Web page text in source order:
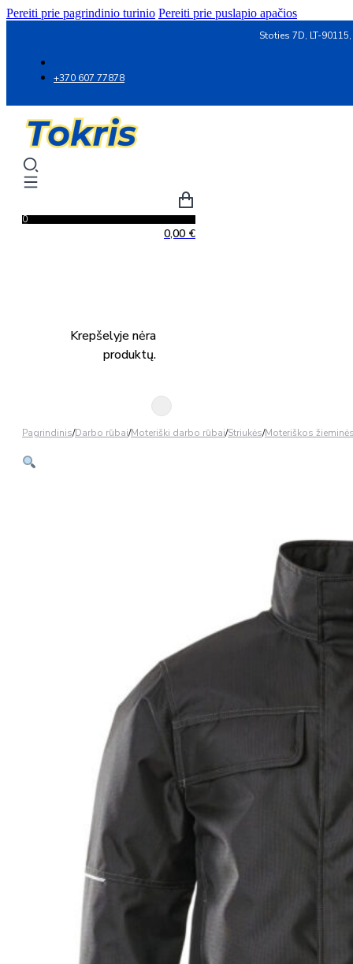
Pereiti prie pagrindinio turinio Pereiti prie puslapio apačios
Stoties 7D, LT-
+370 607 77878
0
0,00 €
Krepšelyje nėra
produktų.
Pagrindinis/Darbo rūbai/Moteriški darbo rūbai/Striukės/Moteriškos